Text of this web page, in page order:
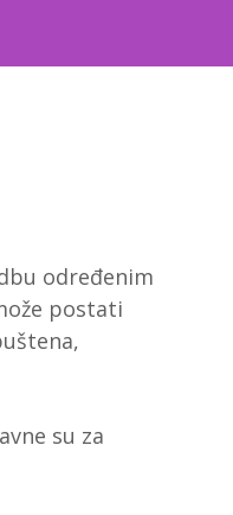
određenim
postati
su za